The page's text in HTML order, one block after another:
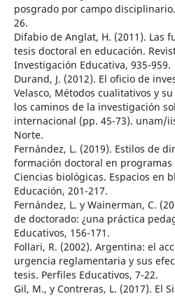
posgrado por campo
26.
Difabio de Anglat, H. (2011). Las
tesis doctoral en educación.
Investigación Educativa, 935-959.
Durand, J. (2012). El oficio de
Velasco, Métodos cualitativos y
los caminos de la investigación
internacional (pp. 45-73). unam/
Norte.
Fernández, L. (2019). Estilos de
formación doctoral en programas
Ciencias biológicas. Espacios en
Educación, 201-217.
Fernández, L. y Wainerman, C.
de doctorado: ¿una práctica
Educativos, 156-171.
Follari, R. (2002). Argentina: el
urgencia reglamentaria y sus
tesis. Perfiles Educativos, 7-22.
Gil, M., y Contreras, L. (2017). El